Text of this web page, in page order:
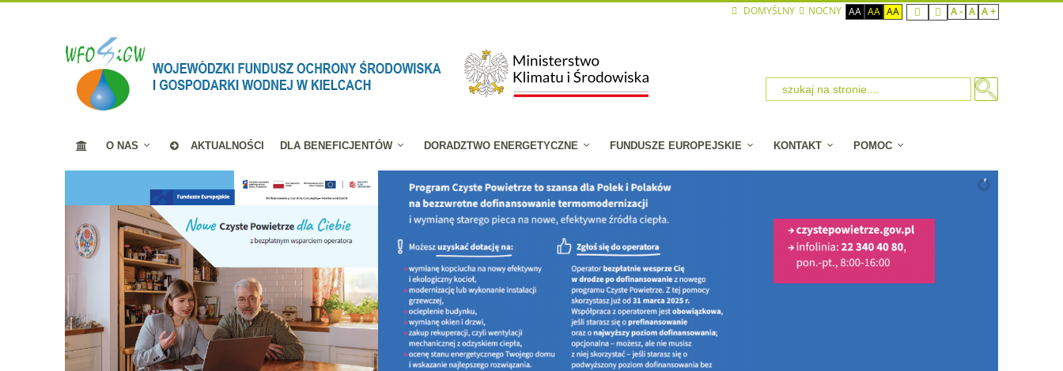
DOMYŚLNY NOCNY AA AA AA A - A A +
O NAS AKTUALNOŚCI DLA BENEFICJENTÓW DORADZTWO ENERGETYCZNE FUNDUSZE EUROPEJSKIE KONTAKT POMOC